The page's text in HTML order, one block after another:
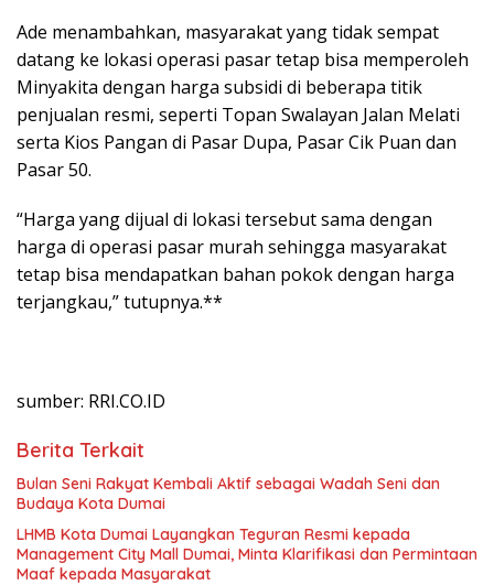
Ade menambahkan, masyarakat yang tidak sempat
datang ke lokasi operasi pasar tetap bisa memperoleh
Minyakita dengan harga subsidi di beberapa titik
penjualan resmi, seperti Topan Swalayan Jalan Melati
serta Kios Pangan di Pasar Dupa, Pasar Cik Puan dan
Pasar 50.
“Harga yang dijual di lokasi tersebut sama dengan
harga di operasi pasar murah sehingga masyarakat
tetap bisa mendapatkan bahan pokok dengan harga
terjangkau,” tutupnya.**
sumber: RRI.CO.ID
Berita Terkait
Bulan Seni Rakyat Kembali Aktif sebagai Wadah Seni dan
Budaya Kota Dumai
LHMB Kota Dumai Layangkan Teguran Resmi kepada
Management City Mall Dumai, Minta Klarifikasi dan Permintaan
Maaf kepada Masyarakat